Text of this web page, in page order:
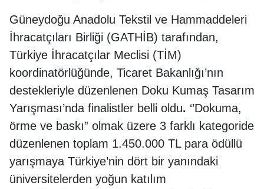
Güneydoğu Anadolu Tekstil ve Hammaddeleri
İhracatçıları Birliği (GATHİB) tarafından,
Türkiye İhracatçılar Meclisi (TİM)
koordinatörlüğünde, Ticaret Bakanlığı’nın
destekleriyle düzenlenen Doku Kumaş Tasarım
Yarışması’nda finalistler belli oldu. ‘’Dokuma,
örme ve baskı” olmak üzere 3 farklı kategoride
düzenlenen toplam 1.450.000 TL para ödüllü
yarışmaya Türkiye’nin dört bir yanındaki
üniversitelerden yoğun katılım